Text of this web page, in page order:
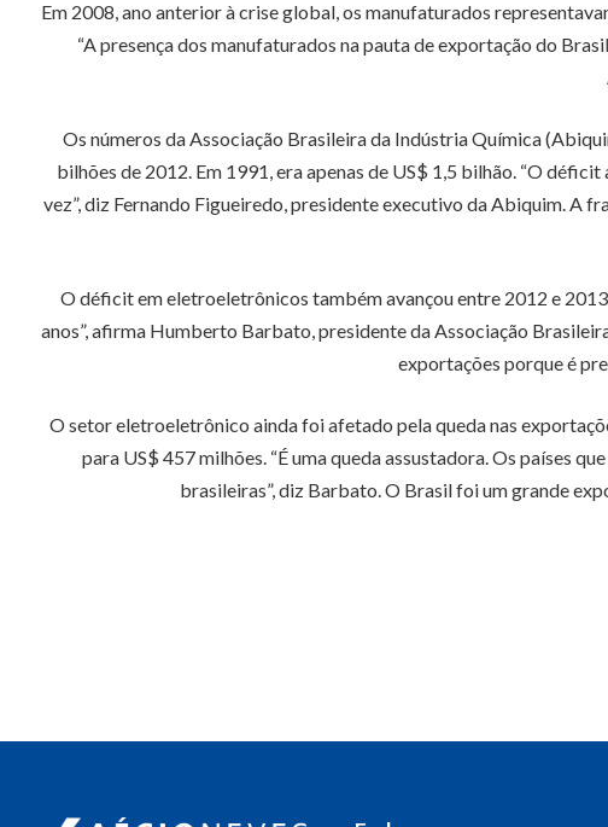
Em 2008, ano anterior à crise global, os manufaturados
“A presença dos manufaturados na pauta de exportação do
Os números da Associação Brasileira da Indústria Química
bilhões de 2012. Em 1991, era apenas de US$ 1,5 bilhão. “O
vez”, diz Fernando Figueiredo, presidente executivo da Abiquim. A
O déficit em eletroeletrônicos também avançou entre 2012 e
anos”, afirma Humberto Barbato, presidente da Associação
exportações porque é
O setor eletroeletrônico ainda foi afetado pela queda nas
para US$ 457 milhões. “É uma queda assustadora. Os países
brasileiras”, diz Barbato. O Brasil foi um grande